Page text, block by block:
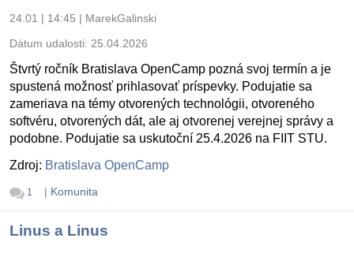
24.01 | 14:45 | MarekGalinski
Dátum udalosti: 25.04.2026
Štvrtý ročník Bratislava OpenCamp pozná svoj termín a je
spustená možnosť prihlasovať príspevky. Podujatie sa
zameriava na témy otvorených technológii, otvoreného
softvéru, otvorených dát, ale aj otvorenej verejnej správy a
podobne. Podujatie sa uskutoční 25.4.2026 na FIIT STU.
Zdroj: Bratislava OpenCamp
1 | Komunita
Linus a Linus